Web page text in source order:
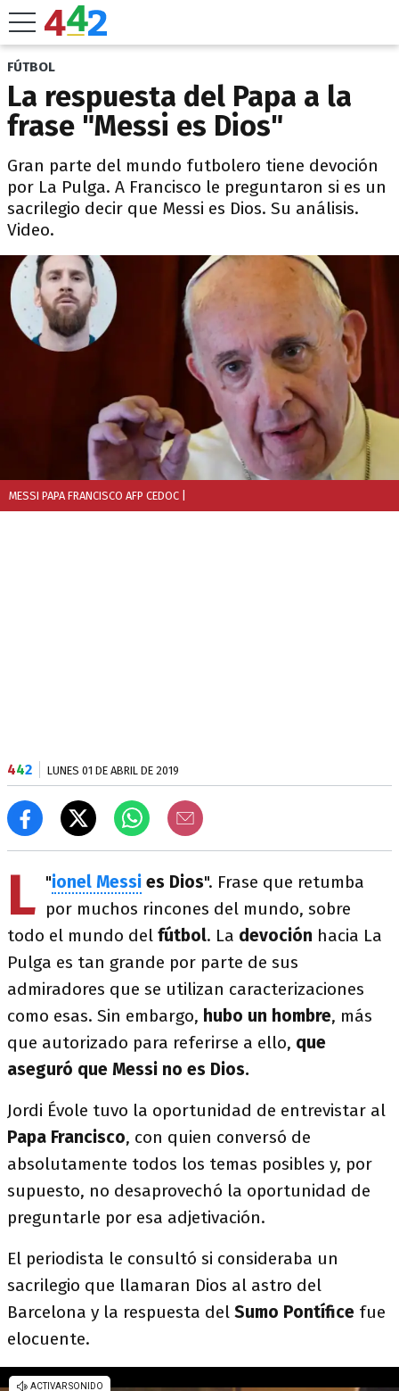
FÚTBOL
La respuesta del Papa a la
frase "Messi es Dios"
Gran parte del mundo futbolero tiene devoción
por La Pulga. A Francisco le preguntaron si es un
sacrilegio decir que Messi es Dios. Su análisis.
Video.
MESSI PAPA FRANCISCO AFP CEDOC
442 LUNES 01 DE ABRIL DE 2019
"
L ionel Messi es Dios". Frase que retumba
por muchos rincones del mundo, sobre
todo el mundo del fútbol. La devoción hacia La
Pulga es tan grande por parte de sus
admiradores que se utilizan caracterizaciones
como esas. Sin embargo, hubo un hombre, más
que autorizado para referirse a ello, que
aseguró que Messi no es Dios.
Jordi Évole tuvo la oportunidad de entrevistar al
Papa Francisco, con quien conversó de
absolutamente todos los temas posibles y, por
supuesto, no desaprovechó la oportunidad de
preguntarle por esa adjetivación.
El periodista le consultó si consideraba un
sacrilegio que llamaran Dios al astro del
Barcelona y la respuesta del Sumo Pontífice fue
elocuente.